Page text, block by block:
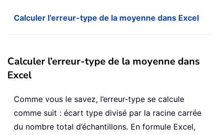
Calculer l’erreur-type de la moyenne dans Excel
Calculer l’erreur-type de la moyenne dans
Excel
Comme vous le savez, l’erreur-type se calcule
comme suit : écart type divisé par la racine carrée
du nombre total d’échantillons. En formule Excel,